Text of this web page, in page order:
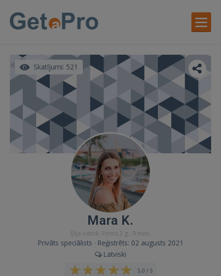
Skatījumi: 521
Mara K.
Bija vietnē: Pirms 2 g., 9 mēn.
Privāts speciālists · Reģistrēts: 02 augusts 2021
Latviski
5,0 / 5